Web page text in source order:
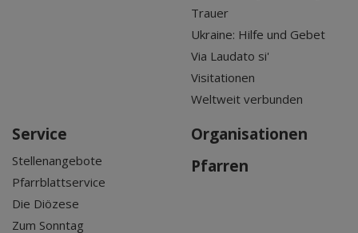
Trauer
Ukraine: Hilfe und Gebet
Via Laudato si'
Visitationen
Weltweit verbunden
Service
Stellenangebote
Pfarrblattservice
Die Diözese
Zum Sonntag
Organisationen
Pfarren